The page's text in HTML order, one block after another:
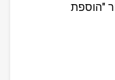
"הוספת